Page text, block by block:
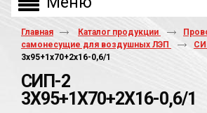
Главная Каталог продукции
самонесущие для воздушных ЛЭП
3х95+1х70+2х16-0,6/1
СИП-2
3Х95+1Х70+2Х16-0,6/1